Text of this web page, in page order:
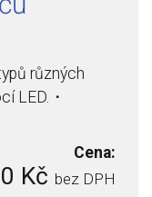
různých
LED.・
Cena:
Kč bez DPH